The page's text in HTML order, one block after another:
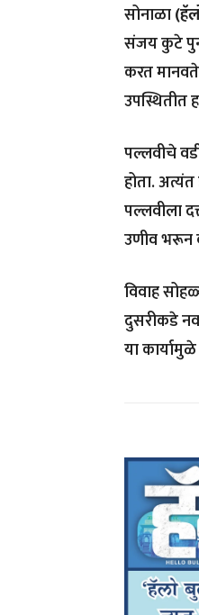
सोनाळा
संजय कुटे
करत
उपस्थितीत
पल्लवीचे
होता.
पल्लवीला
उणीव भरून
विवाह
दुसरीकडे
या